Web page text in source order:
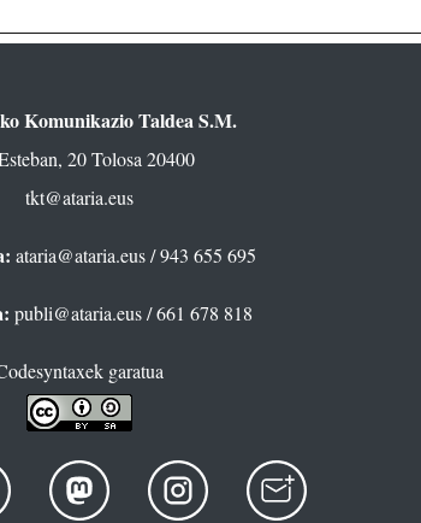
Komunikazio Taldea S.M.
20 Tolosa 20400
tkt@ataria.eus
ataria@ataria.eus/ 943 655 695
publi@ataria.eus/ 661 678 818
garatua